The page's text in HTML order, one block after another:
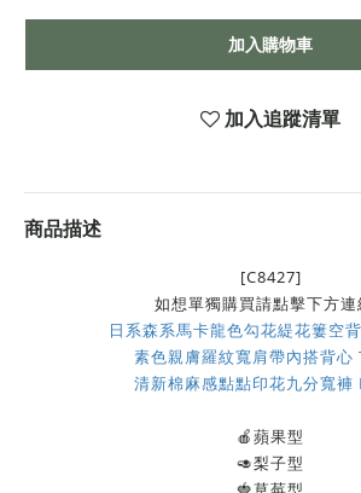
加入購物車
加入追蹤清單
商品描述
[C8427]
如想單獨購買請點擊下方連
日系森系馬卡龍色勾花緹花簍空
素色親膚羅紋寬肩帶內搭背心
清新棉麻感點點印花九分寬褲
🍎蘋果型
🥑梨子型